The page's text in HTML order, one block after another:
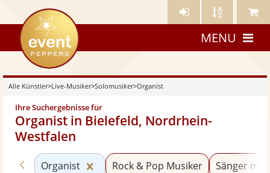
Künstler- Künstler Meine
eventpeppers
MENU
Alle Künstler>Live-Musiker>Solomusiker>Organist
Ihre Suchergebnisse für
Organist in Bielefeld, Nordrhein-
Westfalen
Zurück zu «Solomusiker»
Organist Kategorie «Organist» zurücksetzen
Rock & Pop Musiker Sänger mit